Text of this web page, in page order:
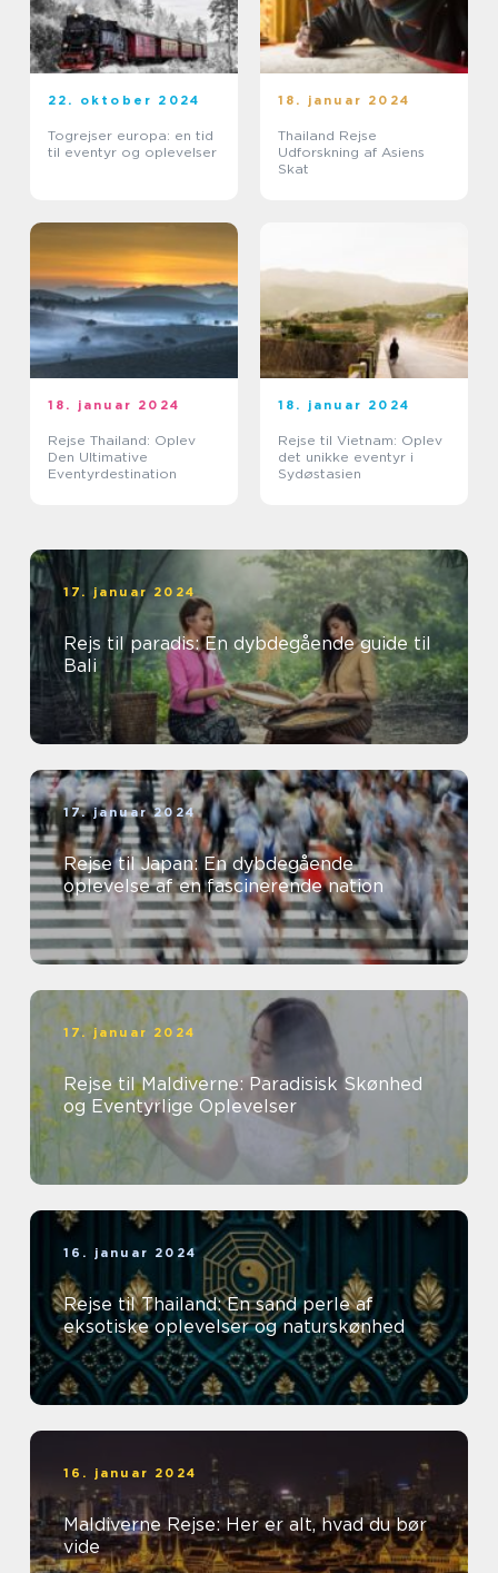
22. oktober 2024
Togrejser europa: en tid
til eventyr og oplevelser
18. januar 2024
Thailand Rejse
Udforskning af Asiens
Skat
18. januar 2024
Rejse Thailand: Oplev
Den Ultimative
Eventyrdestination
18. januar 2024
Rejse til Vietnam: Oplev
det unikke eventyr i
Sydøstasien
17. januar 2024
Rejs til paradis: En dybdegående guide til
Bali
17. januar 2024
Rejse til Japan: En dybdegående
oplevelse af en fascinerende nation
17. januar 2024
Rejse til Maldiverne: Paradisisk Skønhed
og Eventyrlige Oplevelser
16. januar 2024
Rejse til Thailand: En sand perle af
eksotiske oplevelser og naturskønhed
16. januar 2024
Maldiverne Rejse: Her er alt, hvad du bør
vide